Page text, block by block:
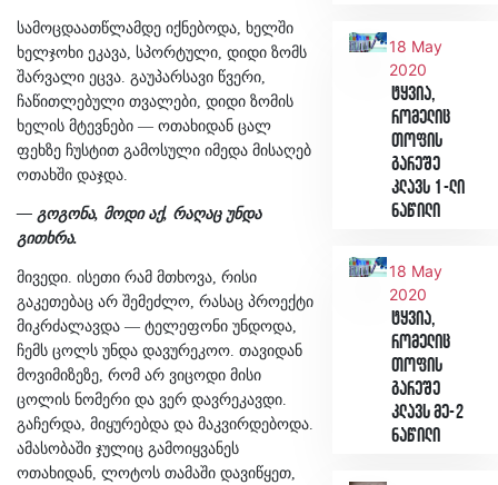
სამოცდაათწლამდე იქნებოდა, ხელში
ხელჯოხი ეკავა, სპორტული, დიდი ზომს
შარვალი ეცვა. გაუპარსავი წვერი,
ჩაწითლებული თვალები, დიდი ზომის
ხელის მტევნები — ოთახიდან ცალ
ფეხზე ჩუსტით გამოსული იმედა მისაღებ
ოთახში დაჯდა.
— გოგონა, მოდი აქ, რაღაც უნდა
გითხრა.
მივედი. ისეთი რამ მთხოვა, რისი
გაკეთებაც არ შემეძლო, რასაც პროექტი
მიკრძალავდა — ტელეფონი უნდოდა,
ჩემს ცოლს უნდა დავურეკოო. თავიდან
მოვიმიზეზე, რომ არ ვიცოდი მისი
ცოლის ნომერი და ვერ დავრეკავდი.
გაჩერდა, მიყურებდა და მაკვირდებოდა.
ამასობაში ჯულიც გამოიყვანეს
ოთახიდან, ლოტოს თამაში დავიწყეთ,
18 May
2020
ტყვია,
რომელიც
თოფის
გარეშე
კლავს 1-ლი
ნაწილი
18 May
2020
ტყვია,
რომელიც
თოფის
გარეშე
კლავს მე-2
ნაწილი